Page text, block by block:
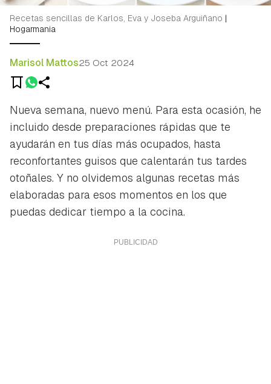
Recetas sencillas de Karlos, Eva y Joseba Arguiñano |
Hogarmania
Marisol Mattos25 Oct 2024
Nueva semana, nuevo menú. Para esta ocasión, he
incluido desde preparaciones rápidas que te
ayudarán en tus días más ocupados, hasta
reconfortantes guisos que calentarán tus tardes
otoñales. Y no olvidemos algunas recetas más
elaboradas para esos momentos en los que
puedas dedicar tiempo a la cocina.